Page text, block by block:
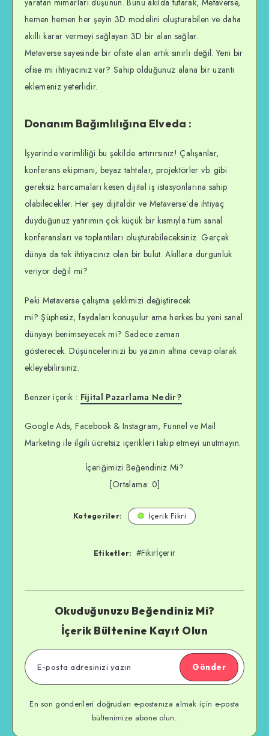
yaratan mimarları düşünün. Bunu akılda tutarak, Metaverse,
hemen hemen her şeyin 3D modelini oluşturabilen ve daha
akıllı karar vermeyi sağlayan 3D bir alan sağlar.
Metaverse sayesinde bir ofiste alan artık sınırlı değil. Yeni bir
ofise mi ihtiyacınız var? Sahip olduğunuz alana bir uzantı
eklemeniz yeterlidir.
Donanım Bağımlılığına Elveda :
İşyerinde verimliliği bu şekilde artırırsınız! Çalışanlar,
konferans ekipmanı, beyaz tahtalar, projektörler vb. gibi
gereksiz harcamaları kesen dijital iş istasyonlarına sahip
olabilecekler. Her şey dijitaldir ve Metaverse’de ihtiyaç
duyduğunuz yatırımın çok küçük bir kısmıyla tüm sanal
konferansları ve toplantıları oluşturabileceksiniz. Gerçek
dünya da tek ihtiyacınız olan bir bulut. Akıllara durgunluk
veriyor değil mi?
Peki Metaverse çalışma şeklimizi değiştirecek
mi? Şüphesiz, faydaları konuşulur ama herkes bu yeni sanal
dünyayı benimseyecek mi? Sadece zaman
gösterecek. Düşüncelerinizi bu yazının altına cevap olarak
ekleyebilirsiniz.
Benzer içerik : Fijital Pazarlama Nedir?
Google Ads, Facebook & Instagram, Funnel ve Mail
Marketing ile ilgili ücretsiz içerikleri takip etmeyi unutmayın.
İçeriğimizi Beğendiniz Mi?
[Ortalama: 0]
Kategoriler: İçerik Fikri
Etiketler: #Fikirİçerir
Okuduğunuzu Beğendiniz Mi?
İçerik Bültenine Kayıt Olun
Gönder
En son gönderileri doğrudan e-postanıza almak için e-posta
bültenimize abone olun.